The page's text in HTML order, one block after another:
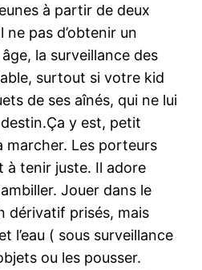
à partir de deux
ne pas d’obtenir un
la surveillance des
surtout si votre kid
de ses aînés, qui ne lui
y est, petit
marcher. Les porteurs
à tenir juste. Il adore
Jouer dans le
dérivatif prisés, mais
l’eau ( sous surveillance
ou les pousser.